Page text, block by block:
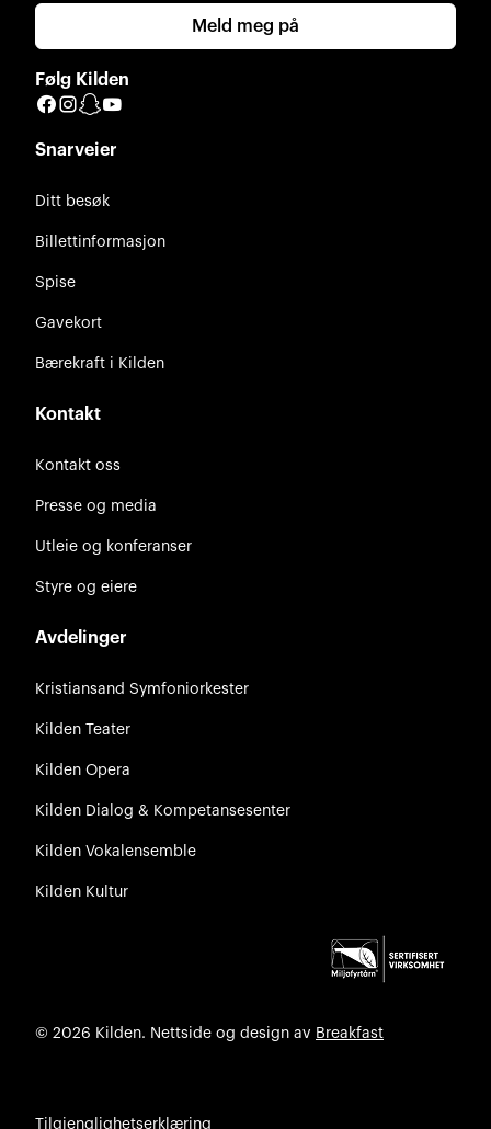
Meld meg på
Følg Kilden
Facebook
Instagram
Snapchat
Snarveier
Ditt besøk
Billettinformasjon
Spise
Gavekort
Bærekraft i Kilden
Kontakt
Kontakt oss
Presse og media
Utleie og konferanser
Styre og eiere
Avdelinger
Kristiansand Symfoniorkester
Kilden Teater
Kilden Opera
Kilden Dialog & Kompetansesenter
Kilden Vokalensemble
Kilden Kultur
© 2026 Kilden. Nettside og design av Breakfast
Tilgjenglighetserklæring